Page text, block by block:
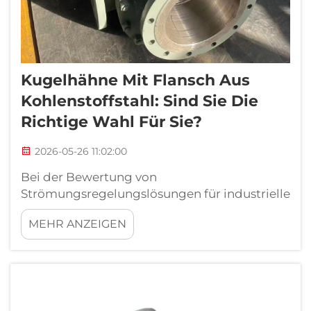
Kugelhähne Mit Flansch Aus
Kohlenstoffstahl: Sind Sie Die
Richtige Wahl Für Sie?
2026-05-26 11:02:00
Bei der Bewertung von
Strömungsregelungslösungen für industrielle
Rohrleitungen stellt sich Ingenieuren und
Einkaufsteams häufig die Frage, ob ein
Kugelhahn mit Flansch aus Kohlenstoffstahl
MEHR ANZEIGEN